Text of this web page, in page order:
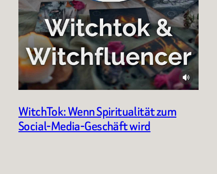
WitchTok: Wenn Spiritualität zum
Social-Media-Geschäft wird